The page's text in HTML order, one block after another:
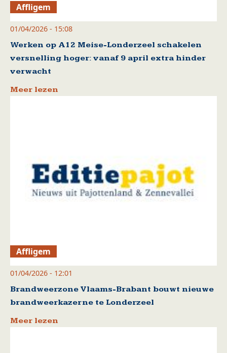
Affligem
01/04/2026 - 15:08
Werken op A12 Meise-Londerzeel schakelen
versnelling hoger: vanaf 9 april extra hinder
verwacht
Meer lezen
Affligem
01/04/2026 - 12:01
Brandweerzone Vlaams-Brabant bouwt nieuwe
brandweerkazerne te Londerzeel
Meer lezen